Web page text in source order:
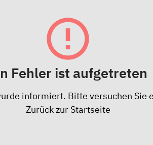
Fehler ist aufgetreten
informiert. Bitte versuchen Sie
Zurück zur Startseite